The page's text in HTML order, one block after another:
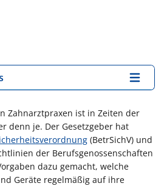
Zahnarztpraxen ist in Zeiten der
denn je. Der Gesetzgeber hat
(BetrSichV) und
der Berufsgenossenschaften
dazu gemacht, welche
Geräte regelmäßig auf ihre